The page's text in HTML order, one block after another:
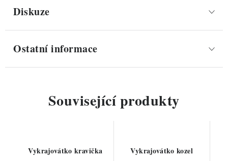
Diskuze
Ostatní informace
Související produkty
Vykrajovátko kravička Vykrajovátko kozel